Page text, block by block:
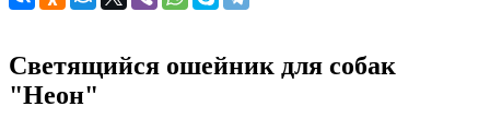
Светящийся ошейник для собак
"Неон"